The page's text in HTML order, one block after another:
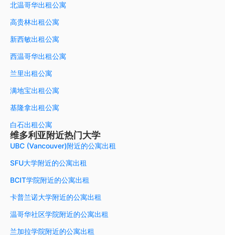
北温哥华出租公寓
高贵林出租公寓
新西敏出租公寓
西温哥华出租公寓
兰里出租公寓
满地宝出租公寓
基隆拿出租公寓
白石出租公寓
维多利亚附近热门大学
UBC (Vancouver)附近的公寓出租
SFU大学附近的公寓出租
BCIT学院附近的公寓出租
卡普兰诺大学附近的公寓出租
温哥华社区学院附近的公寓出租
兰加拉学院附近的公寓出租